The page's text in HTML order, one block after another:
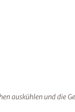
auskühlen und die